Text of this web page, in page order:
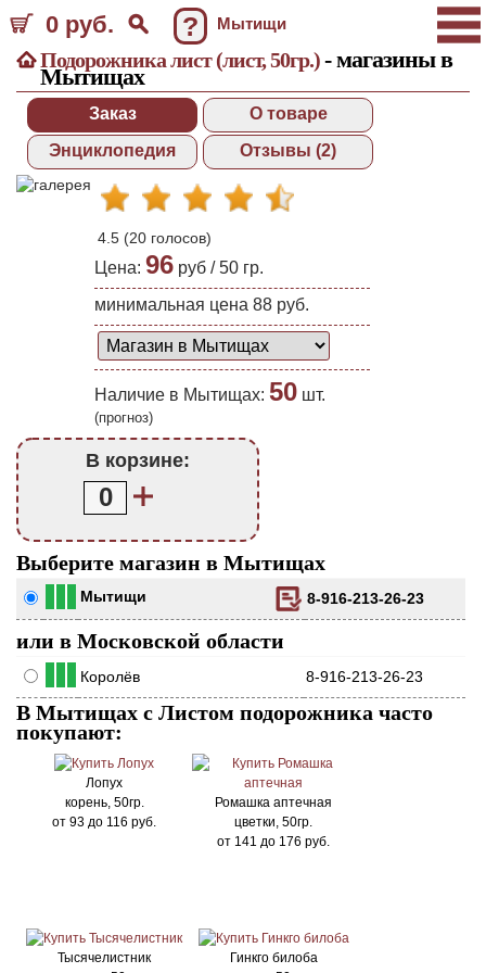
0 руб. ? Мытищи
Подорожника лист (лист, 50гр.)- магазины в
Мытищах
Заказ
О товаре
Энциклопедия
Отзывы (2)
4.5 (20 голосов)
Цена: 96 руб /50 гр.
минимальная цена 88 руб.
Наличие в Мытищах: 50 шт.
(прогноз)
В корзине:
0
Выберите магазин в Мытищах
Мытищи 8-916-213-26-23
или в Московской области
Королёв 8-916-213-26-23
В Мытищах с Листом подорожника часто
покупают:
Лопух
корень, 50гр.
от 93 до 116 руб.
Ромашка аптечная
цветки, 50гр.
от 141 до 176 руб.
Тысячелистник
Гинкго билоба